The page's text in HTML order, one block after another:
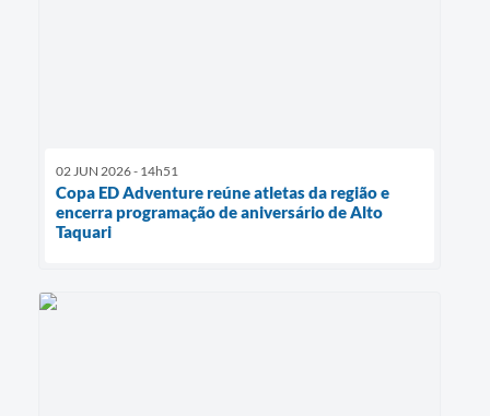
02 JUN 2026 - 14h51
Copa ED Adventure reúne atletas da região e
encerra programação de aniversário de Alto
Taquari